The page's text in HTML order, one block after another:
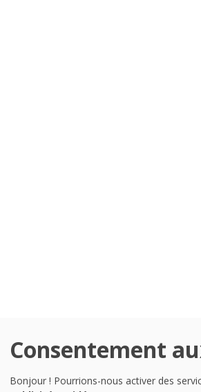
Consentement
Bonjour ! Pourrions-nous activer des